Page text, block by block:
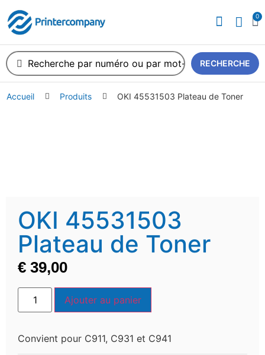
0
RECHERCHE
Accueil Produits OKI 45531503 Plateau de Toner
OKI 45531503
Plateau de Toner
€ 39,00
Ajouter au panier
Convient pour C911, C931 et C941